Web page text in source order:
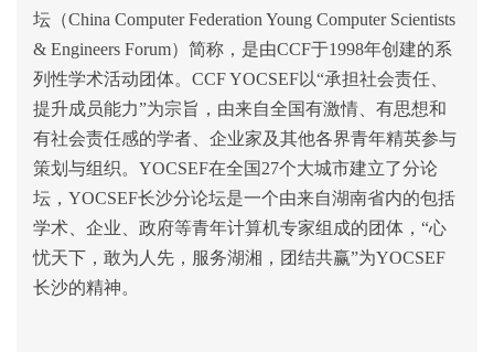
坛（China Computer Federation Young Computer Scientists
& Engineers Forum）简称，是由CCF于1998年创建的系
列性学术活动团体。 CCF YOCSEF以“承担社会责任、
提升成员能力”为宗旨，由来自全国有激情、有思想和
有社会责任感的学者、企业家及其他各界青年精英参与
策划与组织。 YOCSEF在全国 27个大城市建立了分论
坛， YOCSEF长沙分论坛是一个由来自湖南省内的包括
学术、企业、政府等青年计算机专家组成的团体， “心
忧天下，敢为人先，服务湖湘，团结共赢”为YOCSEF
长沙的精神。